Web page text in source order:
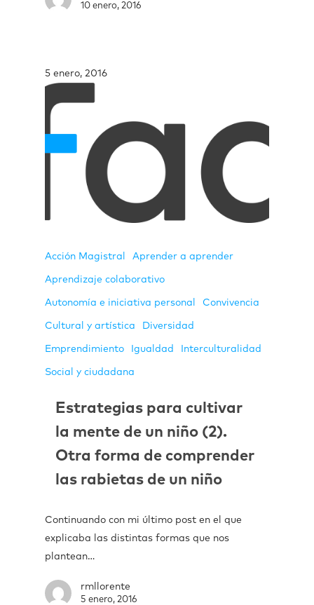
10 enero, 2016
5 enero, 2016
Acción Magistral Aprender a aprender
Aprendizaje colaborativo
Autonomía e iniciativa personal Convivencia
Cultural y artística Diversidad
Emprendimiento Igualdad Interculturalidad
Social y ciudadana
Estrategias para cultivar
la mente de un niño (2).
Otra forma de comprender
las rabietas de un niño
Continuando con mi último post en el que
explicaba las distintas formas que nos
plantean…
rmllorente
5 enero, 2016